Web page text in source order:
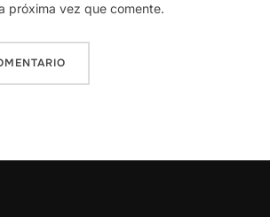
próxima vez que comente.